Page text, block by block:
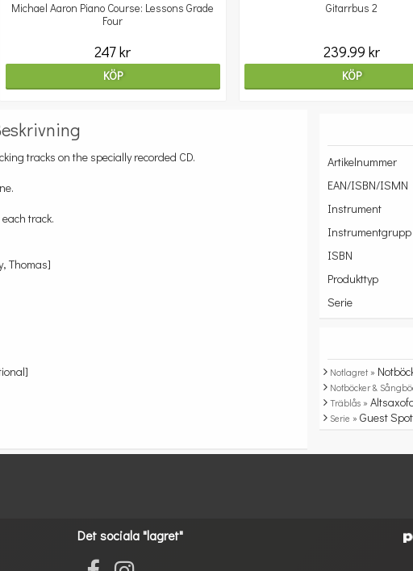
Michael Aaron Piano Course: Lessons Grade
Four
247 kr
KÖP
Gitarrbus 2
239.99 kr
KÖP
tracks on the specially recorded CD.
track.
Thomas]
Artikelnummer
EAN/ISBN/ISMN
Instrument
Instrumentgrupp
ISBN
Produkttyp
Serie
Notlagret »
Notböcker &
Träblås »
Serie »Guest Spot
Det sociala "lagret"